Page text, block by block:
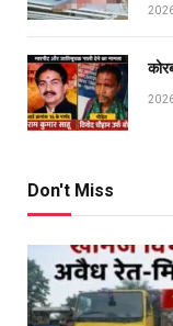
Don't Miss